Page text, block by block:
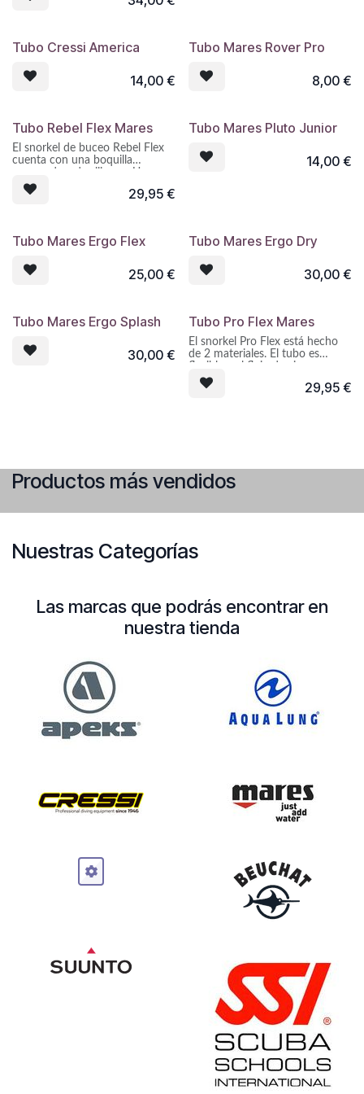
diferentes espesores para
liberar de tensiones la
mandíbula del usuario.
válvula de descarga con
membrana elíptica de silicona
de granos de arena.
colocado a la izquierda o a la
Pinza sujetatubo transparente
Tubo Cressi America
14,00€
Tubo Mares Rover Pro
8,00€
Tubo Rebel Flex Mares
El snorkel de buceo Rebel Flex
cuenta con una boquilla
cómoda válvula de escape
permite la máxima comodidad
29,95€
Tubo Mares Pluto Junior
14,00€
Tubo Mares Ergo Flex
25,00€
Tubo Mares Ergo Dry
30,00€
Tubo Mares Ergo Splash
30,00€
Tubo Pro Flex Mares
El snorkel Pro Flex está hecho
de 2 materiales. El tubo es
ininterrumpido. Diseño
ergonómico, ideal para un uso
29,95€
Productos más vendidos
Nuestras Categorías
Las marcas que podrás encontrar en
nuestra tienda